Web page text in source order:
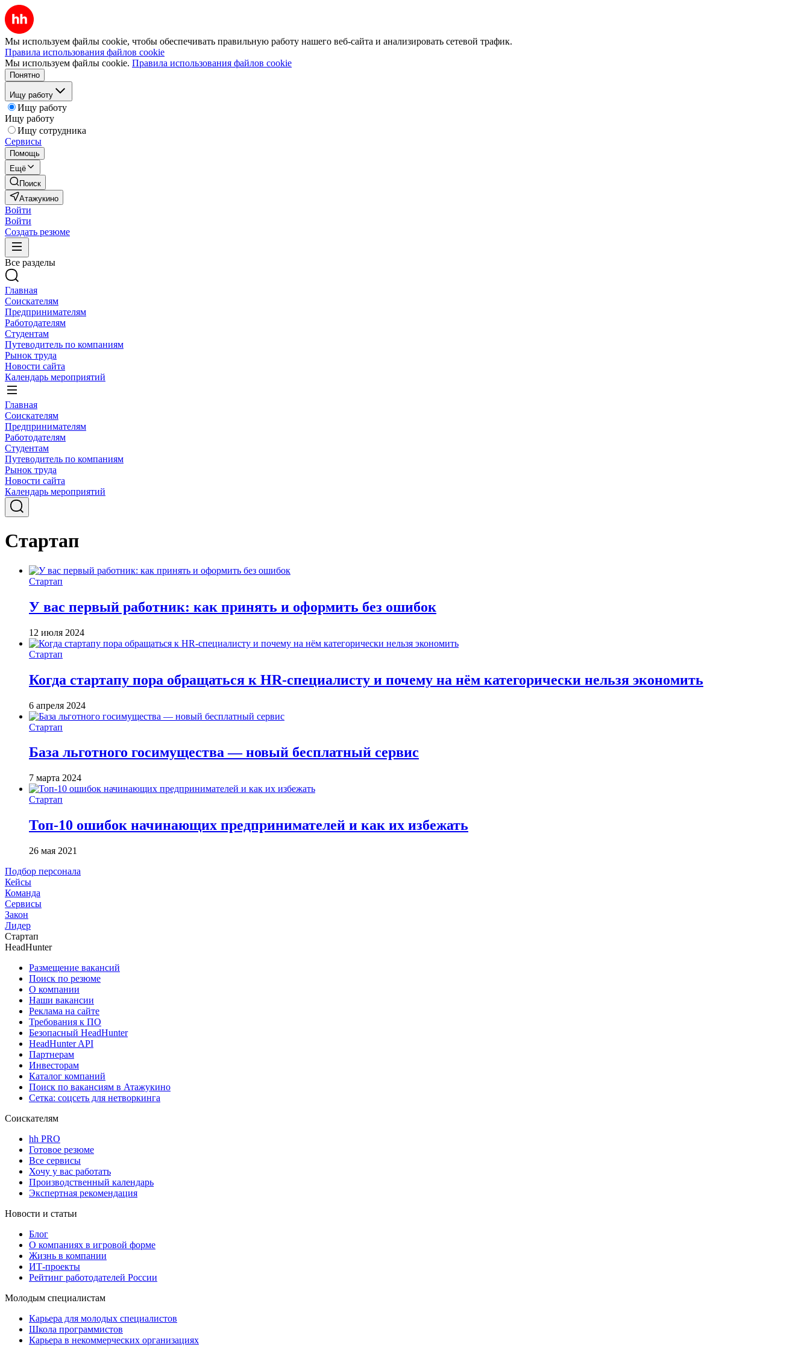
Мы используем файлы cookie, чтобы обеспечивать правильную работу нашего веб-сайта и анализировать сетевой трафик.
Правила использования файлов cookie
Мы используем файлы cookie. Правила использования файлов cookie
Понятно
Ищу работу
Ищу работу
Ищу работу
Ищу сотрудника
Сервисы
Помощь
Ещё
Поиск
Атажукино
Войти
Войти
Создать резюме
Все разделы
Главная
Соискателям
Предпринимателям
Работодателям
Студентам
Путеводитель по компаниям
Рынок труда
Новости сайта
Календарь мероприятий
Главная
Соискателям
Предпринимателям
Работодателям
Студентам
Путеводитель по компаниям
Рынок труда
Новости сайта
Календарь мероприятий
Стартап
Стартап
У вас первый работник: как принять и оформить без ошибок
12 июля 2024
Стартап
Когда стартапу пора обращаться к HR-специалисту и почему на нём категорически нельзя экономить
6 апреля 2024
Стартап
База льготного госимущества — новый бесплатный сервис
7 марта 2024
Стартап
Топ-10 ошибок начинающих предпринимателей и как их избежать
26 мая 2021
Подбор персонала
Кейсы
Команда
Сервисы
Закон
Лидер
Стартап
HeadHunter
Размещение вакансий
Поиск по резюме
О компании
Наши вакансии
Реклама на сайте
Требования к ПО
Безопасный HeadHunter
HeadHunter API
Партнерам
Инвесторам
Каталог компаний
Поиск по вакансиям в Атажукино
Сетка: соцсеть для нетворкинга
Соискателям
hh PRO
Готовое резюме
Все сервисы
Хочу у вас работать
Производственный календарь
Экспертная рекомендация
Новости и статьи
Блог
О компаниях в игровой форме
Жизнь в компании
ИТ-проекты
Рейтинг работодателей России
Молодым специалистам
Карьера для молодых специалистов
Школа программистов
Карьера в некоммерческих организациях